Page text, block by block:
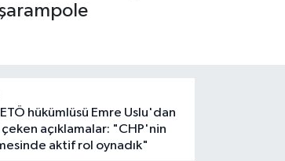
hükümlüsü Emre Uslu'dan
açıklamalar: "CHP'nin
aktif rol oynadık"